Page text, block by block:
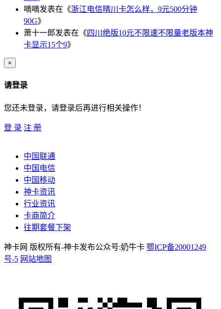
嘀嘀发表在《浙江电信晴川卡怎么样，9元500分钟
90G》
萧十一郎发表在《四川绝版10元不限速不限量老版本神
卡显示15个9》
×
请登录
您还未登录，请登录后再进行相关操作！
登 录 注 册
中国联通
中国电信
中国移动
神卡资讯
行业资讯
卡商简介
往期套餐下架
神卡网 版权所有-神卡发布公众号:奶牛卡 鄂ICP备20001249
号-5 网站地图